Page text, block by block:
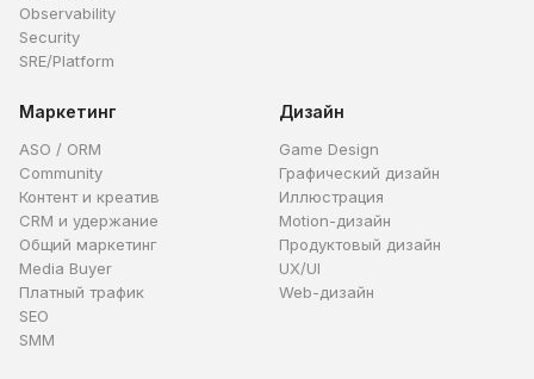
Observability
Security
SRE/Platform
Маркетинг
ASO / ORM
Community
Контент и креатив
CRM и удержание
Общий маркетинг
Media Buyer
Платный трафик
SEO
SMM
Дизайн
Game Design
Графический дизайн
Иллюстрация
Motion-дизайн
Продуктовый дизайн
UX/UI
Web-дизайн